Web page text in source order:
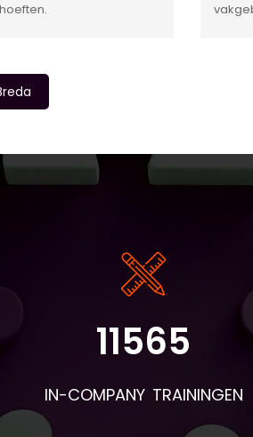
11565
IN-COMPANY TRAININGEN